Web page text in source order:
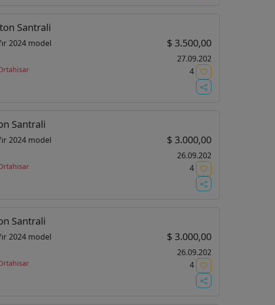
Santrali
2024 model $ 3.500,00
27.09.202
4
Santrali
2024 model $ 3.000,00
26.09.202
4
Santrali
2024 model $ 3.000,00
26.09.202
4